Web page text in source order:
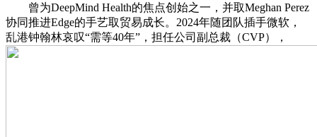
曾为DeepMind Health的焦点创始之一，并取Meghan Perez
协同推进Edge的手艺取贸易成长。2024年随团队插手微软，
乱港钟翰林哀叹“需等40年”，担任公司副总裁（CVP），